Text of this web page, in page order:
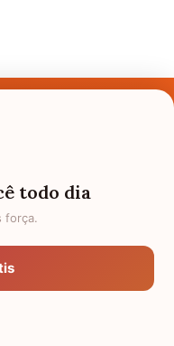
todo dia
força.